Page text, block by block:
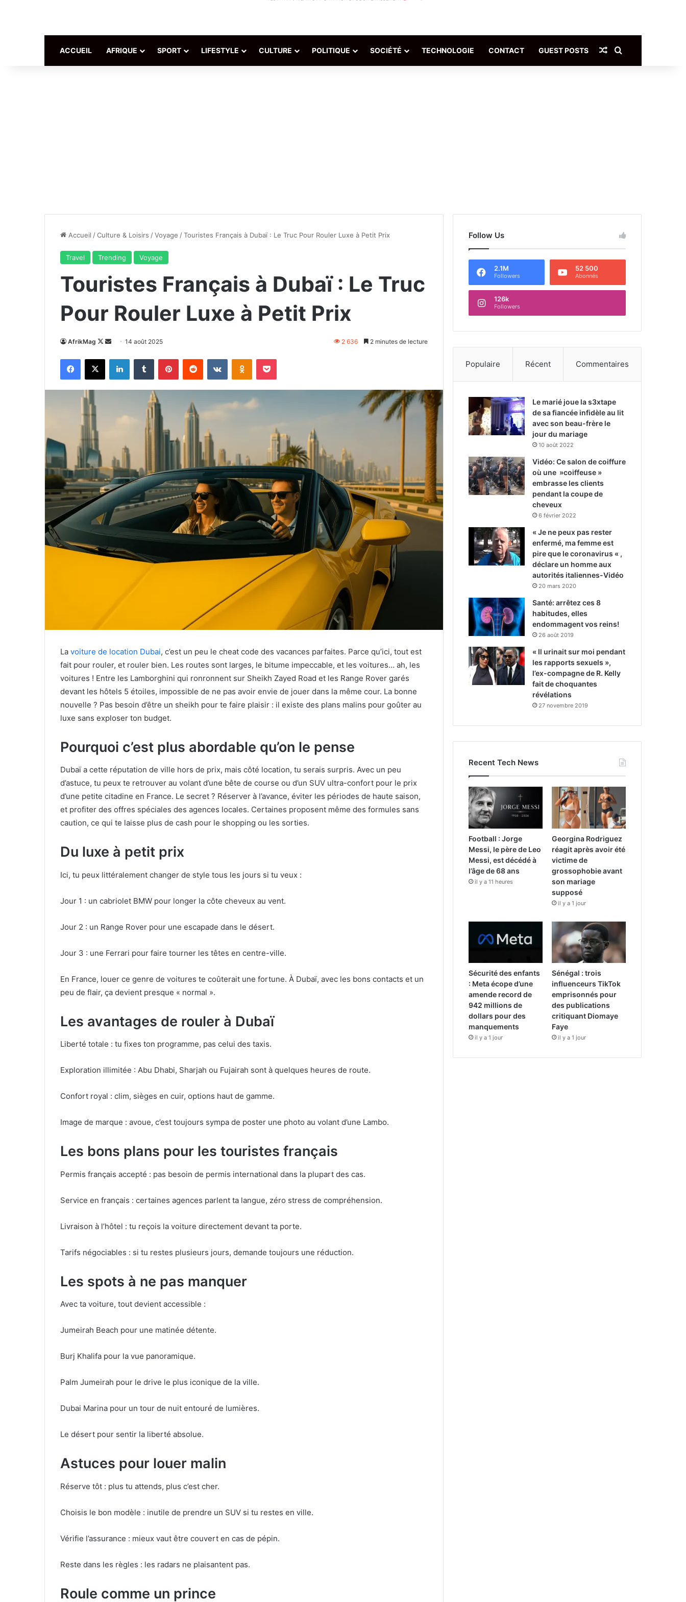
ACCUEIL AFRIQUE SPORT LIFESTYLE CULTURE POLITIQUE SOCIÉTÉ TECHNOLOGIE CONTACT GUEST POSTS Article Aléatoire
Accueil /Culture & Loisirs /Voyage /Touristes Français à Dubaï : Le Truc Pour Rouler Luxe à Petit Prix
Travel Trending Voyage
Touristes Français à Dubaï : Le Truc
Pour Rouler Luxe à Petit Prix
AfrikMag
Follow
Envoyer
courriel
14 août 2025 2 636 2 minutes de lecture
Facebook
X LinkedinTumblr PinterestReddit VKontakteOdnoklassniki
Pocket
La voiture de location Dubai, c’est un peu le cheat code des vacances parfaites. Parce qu’ici, tout est
fait pour rouler, et rouler bien. Les routes sont larges, le bitume impeccable, et les voitures… ah, les
voitures ! Entre les Lamborghini qui ronronnent sur Sheikh Zayed Road et les Range Rover garés
devant les hôtels 5 étoiles, impossible de ne pas avoir envie de jouer dans la même cour. La bonne
nouvelle ? Pas besoin d’être un sheikh pour te faire plaisir : il existe des plans malins pour goûter au
luxe sans exploser ton budget.
Pourquoi c’est plus abordable qu’on le pense
Dubaï a cette réputation de ville hors de prix, mais côté location, tu serais surpris. Avec un peu
d’astuce, tu peux te retrouver au volant d’une bête de course ou d’un SUV ultra-confort pour le prix
d’une petite citadine en France. Le secret ? Réserver à l’avance, éviter les périodes de haute saison,
et profiter des offres spéciales des agences locales. Certaines proposent même des formules sans
caution, ce qui te laisse plus de cash pour le shopping ou les sorties.
Du luxe à petit prix
Ici, tu peux littéralement changer de style tous les jours si tu veux :
Jour 1 : un cabriolet BMW pour longer la côte cheveux au vent.
Jour 2 : un Range Rover pour une escapade dans le désert.
Jour 3 : une Ferrari pour faire tourner les têtes en centre-ville.
En France, louer ce genre de voitures te coûterait une fortune. À Dubaï, avec les bons contacts et un
peu de flair, ça devient presque « normal ».
Les avantages de rouler à Dubaï
Liberté totale : tu fixes ton programme, pas celui des taxis.
Exploration illimitée : Abu Dhabi, Sharjah ou Fujairah sont à quelques heures de route.
Confort royal : clim, sièges en cuir, options haut de gamme.
Image de marque : avoue, c’est toujours sympa de poster une photo au volant d’une Lambo.
Les bons plans pour les touristes français
Permis français accepté : pas besoin de permis international dans la plupart des cas.
Service en français : certaines agences parlent ta langue, zéro stress de compréhension.
Livraison à l’hôtel : tu reçois la voiture directement devant ta porte.
Tarifs négociables : si tu restes plusieurs jours, demande toujours une réduction.
Les spots à ne pas manquer
Avec ta voiture, tout devient accessible :
Jumeirah Beach pour une matinée détente.
Burj Khalifa pour la vue panoramique.
Palm Jumeirah pour le drive le plus iconique de la ville.
Dubai Marina pour un tour de nuit entouré de lumières.
Le désert pour sentir la liberté absolue.
Astuces pour louer malin
Réserve tôt : plus tu attends, plus c’est cher.
Choisis le bon modèle : inutile de prendre un SUV si tu restes en ville.
Vérifie l’assurance : mieux vaut être couvert en cas de pépin.
Reste dans les règles : les radars ne plaisantent pas.
Roule comme un prince
Follow Us
2.1M
Followers
52 500
Abonnés
126k
Followers
Populaire Récent Commentaires
Le marié joue la s3xtape
de sa fiancée infidèle au lit
avec son beau-frère le
jour du mariage
10 août 2022
Vidéo: Ce salon de coiffure
où une »coiffeuse »
embrasse les clients
pendant la coupe de
cheveux
6 février 2022
« Je ne peux pas rester
enfermé, ma femme est
pire que le coronavirus « ,
déclare un homme aux
autorités italiennes-Vidéo
20 mars 2020
Santé: arrêtez ces 8
habitudes, elles
endommagent vos reins!
26 août 2019
« Il urinait sur moi pendant
les rapports sexuels »,
l’ex-compagne de R. Kelly
fait de choquantes
révélations
27 novembre 2019
Recent Tech News
Football : Jorge
Messi, le père de Leo
Messi, est décédé à
l’âge de 68 ans
il y a 11 heures
Georgina Rodriguez
réagit après avoir été
victime de
grossophobie avant
son mariage
supposé
il y a 1 jour
Sécurité des enfants
: Meta écope d’une
amende record de
942 millions de
dollars pour des
manquements
il y a 1 jour
Sénégal : trois
influenceurs TikTok
emprisonnés pour
des publications
critiquant Diomaye
Faye
il y a 1 jour